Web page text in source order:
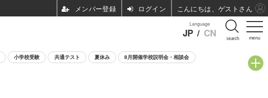
menu
Language
JP / CN search
小学校受験 共通テスト 夏休み 8月開催学校説明会・相談会
ログイン こんにちは、ゲストさん